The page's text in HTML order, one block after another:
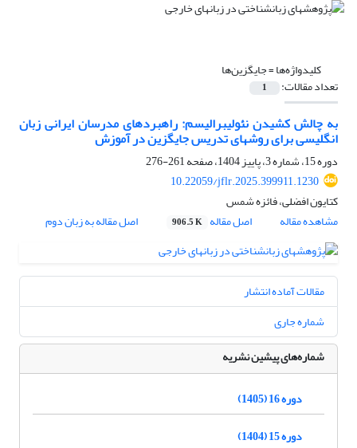
کلیدواژه‌ها =جایگزین‌ها
تعداد مقالات: 1
به چالش کشیدن نئولیبرالیسم: راهبردهای مدرسان ایرانی زبان
انگلیسی برای روشهای تدریس جایگزین در آموزش
دوره 15، شماره 3، پاییز 1404، صفحه
261-276
10.22059/jflr.2025.399911.1230
کتایون افضلی، فائزه شمس
مشاهده مقاله
اصل مقاله 906.5 K اصل مقاله به زبان دوم
مقالات آماده انتشار
شماره جاری
شماره‌های پیشین نشریه
دوره 16 (1405)
دوره 15 (1404)